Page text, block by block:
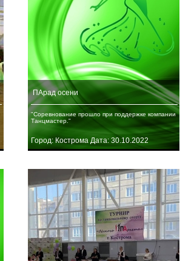
ПАрад осени
"Соревнование прошло при поддержке компании
Танцмастер."
Город: Кострома Дата: 30.10.2022